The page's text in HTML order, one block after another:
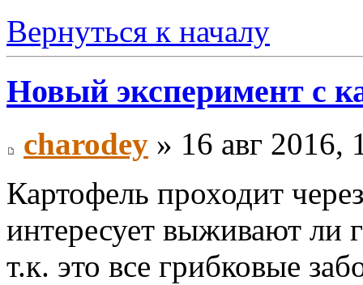
Вернуться к началу
Новый эксперимент с
charodey » 16 авг 2016,
Картофель проходит
интересует выживают ли
т.к. это все грибковые